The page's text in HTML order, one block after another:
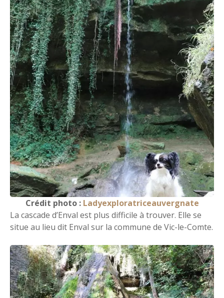
Crédit photo : Ladyexploratriceauvergnate
La cascade d’Enval est plus difficile à trouver. Elle se
situe au lieu dit Enval sur la commune de Vic-le-Comte.